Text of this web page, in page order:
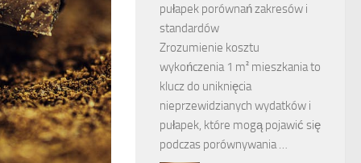
pułapek porównań zakresów i
standardów
Zrozumienie kosztu
wykończenia 1 m² mieszkania to
klucz do uniknięcia
nieprzewidzianych wydatków i
pułapek, które mogą pojawić się
podczas porównywania …